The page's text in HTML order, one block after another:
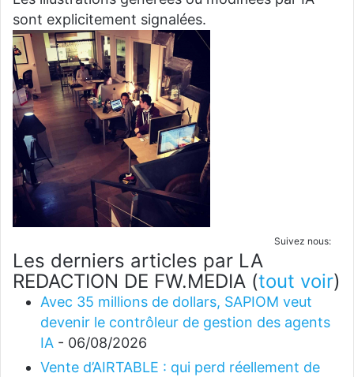
sont explicitement signalées.
Suivez nous:
Les derniers articles par LA
REDACTION DE FW.MEDIA (tout voir)
Avec 35 millions de dollars, SAPIOM veut
devenir le contrôleur de gestion des agents
IA - 06/08/2026
Vente d’AIRTABLE : qui perd réellement de